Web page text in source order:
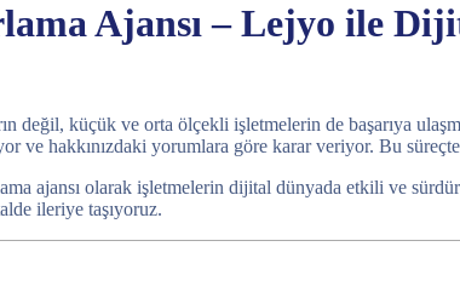
Ajansı – Lejyo ile
değil, küçük ve orta ölçekli işletmelerin de başarıya
ve hakkınızdaki yorumlara göre karar veriyor. Bu
ajansı olarak işletmelerin dijital dünyada etkili ve
ileriye taşıyoruz.